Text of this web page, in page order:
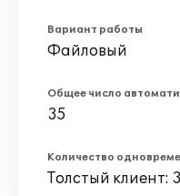
Вариант работы
Файловый
Общее число
35
Количество
Толстый клиент: